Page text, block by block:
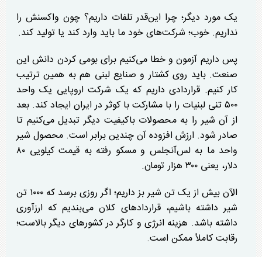
یک مورد دیگر؛ چرا این‌قدر تلفات داریم؟ چون واکسنش را
نداریم. خوب؛ شرکت‌های خود ما باید وارد کند یا تولید کند.
پس داریم آزمون و خطا می‌کنیم برای بومی کردن دانش این
صنعت. باید روی کشتار و صنایع لبنی هم به همین ترتیب
کار کنیم. قراردادی داریم که یک شرکت اروپایی یک واحد
۵۰۰ تنی لبنیات را با مشارکت با کوثر در ایران ایجاد کند. بعد
از آن شیر را به محصولات باکیفیت دیگر تبدیل می‌کنیم تا
صادر شود. ارزش افزوده آن چندین برابر است. محصول شیر
واحد ما به لس‌آنجلس و مسکو رفته به قیمت کیلویی ۸۰
دلار، یعنی ۳۰۰ هزار تومان.
الآن بیش از یک تن شیر بز داریم؛ اگر روزی برسد که ۱۰۰۰ تن
شیر داشته باشیم، قرارداد‌های کلان می‌بندیم که ارزآوری
داشته باشد. هزینه انرژی و کارگر در کشور‌های دیگر بالاست؛
رقابت کاملاً ممکن است.